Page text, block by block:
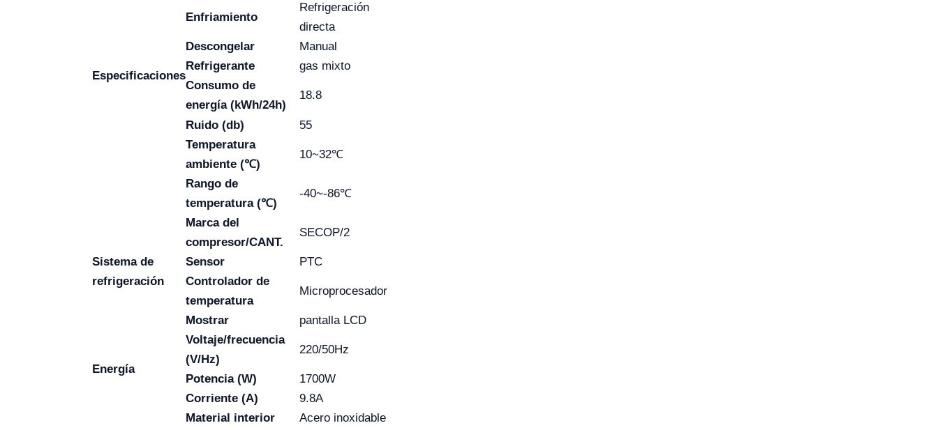
Especificaciones
Enfriamiento
Refrigeración
directa
Descongelar
Manual
Refrigerante
gas mixto
Consumo de
energía (kWh/24h)
18.8
Ruido (db)
55
Temperatura
ambiente (℃)
10~32℃
Rango de
temperatura (℃)
-40~-86℃
Sistema de
refrigeración
Marca del
compresor/CANT.
SECOP/2
Sensor
PTC
Controlador de
temperatura
Microprocesador
Mostrar pantalla LCD
Energía
Voltaje/frecuencia
(V/Hz)
220/50Hz
Potencia (W)
1700W
Corriente (A)
9.8A
Material interior
Acero inoxidable